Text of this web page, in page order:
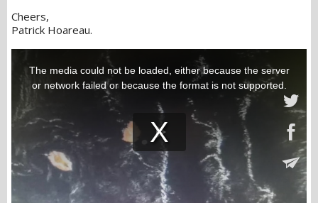
Cheers,
Patrick Hoareau.